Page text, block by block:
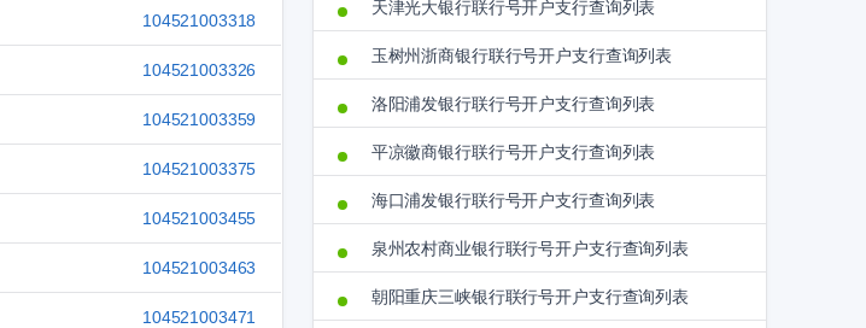
104521003318
104521003326
104521003359
104521003375
104521003455
104521003463
104521003471
天津光大银行联行号开户支行查询列表
玉树州浙商银行联行号开户支行查询列表
洛阳浦发银行联行号开户支行查询列表
平凉徽商银行联行号开户支行查询列表
海口浦发银行联行号开户支行查询列表
泉州农村商业银行联行号开户支行查询列表
朝阳重庆三峡银行联行号开户支行查询列表